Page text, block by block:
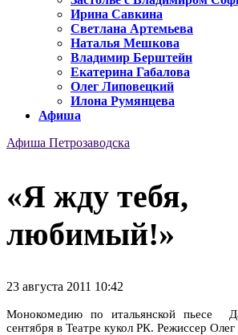
Ирина Савкина
Светлана Артемьева
Наталья Мешкова
Владимир Берштейн
Екатерина Габалова
Олег Липовецкий
Илона Румянцева
Афиша
Афиша Петрозаводска
«Я жду тебя,
любимый!»
23 августа 2011 10:42
Монокомедию по итальянской пьесе
сентября в Театре кукол РК. Режиссер